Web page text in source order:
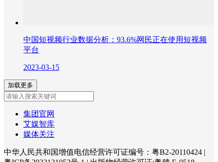
中国短视频行业数据分析：93.6%网民正在使用短视频
平台
2023-03-15
加载更多
集团官网
艾媒智库
媒体关注
中华人民共和国增值电信经营许可证编号：粤B2-20110424 |